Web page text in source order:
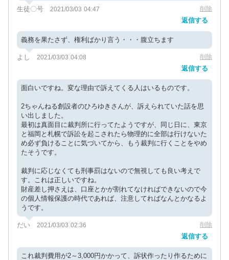
生徒〇号 2021/03/03 04:47 削除
返信する
義務を果たさず、権利ばかり言う・・・腹立ちます
よし 2021/03/03 04:08 削除
返信する
面白いですね。変な理由で訴えてくる人はいるものです。
2ちゃんねる創設者のひろゆきさんが、訴えられていた話を思
い出しました。
最初は真面目に裁判所に行ってたようですが、同じ日に、東京
と福岡と札幌で訴訟を起こされたら物理的に全部は行けないた
め必ず負けることに気づいてから、もう裁判に行くことをやめ
たそうです。
裁判に応じなくても刑事罰はないので無視しても良い考えで
す。これは正しいですね。
財産差し押さえは、口座とかが割れてなければできないので今
の個人情報保護の時代であれば、注意してればなんとかなるよ
うです。
だい 2021/03/03 02:36 削除
返信する
これ裁判費用が2～3,000円かかって、訴状作ったり作るために